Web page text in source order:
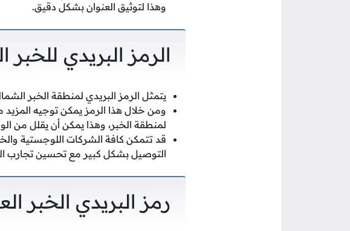
وهذا لتوثيق العنوان بشكل دقيق.
الرمز البريدي للخبر
يتمثل الرمز البريدي لمنطقة الخبر
ومن خلال هذا الرمز يمكن توجيه
لمنطقة الخبر، وهذا يمكن أن يقلل من
قد تتمكن كافة الشركات اللوجستية
التوصيل بشكل كبير مع تحسين تجارب
رمز البريدي الخبر